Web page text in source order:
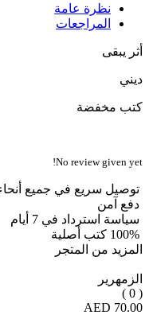
نظرة عامة
المراجعات
أثر يبقى
ديني
كتب مخفضة
No review given yet!
توصيل سريع في جميع أنحاء
دفع آمن
سياسة استرداد في 7 أيام
100% كتب أصلية
المزيد من المتجر
الزمهرير
( 0 )
70.00 AED